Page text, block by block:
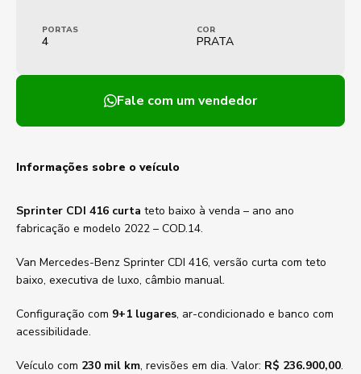
PORTAS
4
COR
PRATA
Fale com um vendedor
Informações sobre o veículo
Sprinter CDI 416 curta teto baixo à venda – ano ano
fabricação e modelo 2022 – COD.14.
Van Mercedes-Benz Sprinter CDI 416, versão curta com teto
baixo, executiva de luxo, câmbio manual.
Configuração com 9+1 lugares, ar-condicionado e banco com
acessibilidade.
Veículo com 230 mil km, revisões em dia. Valor: R$ 236.900,00.